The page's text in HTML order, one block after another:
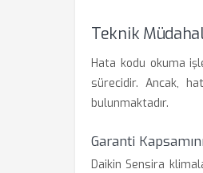
Teknik
Hata kodu okuma
sürecidir. Ancak,
bulunmaktadır.
Garanti
Daikin Sensira